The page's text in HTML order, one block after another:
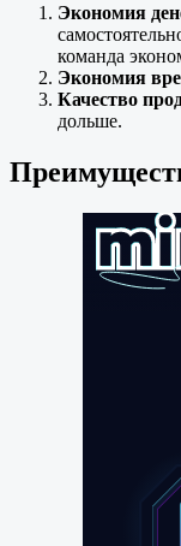
Экономия
команда
Экономия
Качество
дольше.